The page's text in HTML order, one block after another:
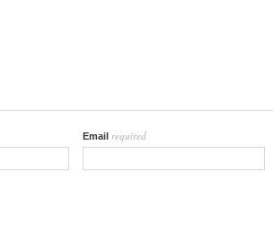
Email required